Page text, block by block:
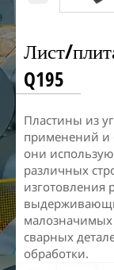
Лист/
Q195
Пластины из
применений и
они
различных
изготовления
сварных
обработки.